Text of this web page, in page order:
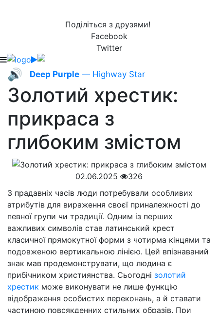
Поділіться з друзями!
Facebook
Twitter
🔊 Deep Purple — Highway Star
Золотий хрестик:
прикраса з
глибоким змістом
02.06.2025
326
З прадавніх часів люди потребували особливих
атрибутів для вираження своєї приналежності до
певної групи чи традиції. Одним із перших
важливих символів став латинський крест
класичної прямокутної форми з чотирма кінцями та
подовженою вертикальною лінією. Цей впізнаваний
знак мав продемонструвати, що людина є
прибічником християнства. Сьогодні золотий
хрестик може виконувати не лише функцію
відображення особистих переконань, а й ставати
частиною повсякденних стильних образів. При